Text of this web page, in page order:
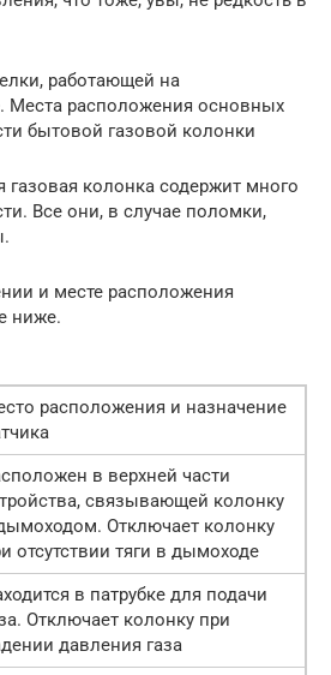
работающей на
Места расположения основных
бытовой газовой колонки
колонка содержит много
Все они, в случае поломки,
и месте расположения
ниже.
расположения и назначение
в верхней части
связывающей колонку
Отключает колонку
отсутствии тяги в дымоходе
в патрубке для подачи
Отключает колонку при
давления газа